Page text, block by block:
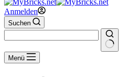
Anmelden
Suchen
Keine
Ergebnisse
Menü